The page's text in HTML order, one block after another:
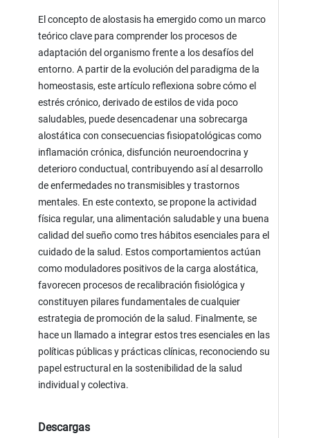
El concepto de alostasis ha emergido como un marco
teórico clave para comprender los procesos de
adaptación del organismo frente a los desafíos del
entorno. A partir de la evolución del paradigma de la
homeostasis, este artículo reflexiona sobre cómo el
estrés crónico, derivado de estilos de vida poco
saludables, puede desencadenar una sobrecarga
alostática con consecuencias fisiopatológicas como
inflamación crónica, disfunción neuroendocrina y
deterioro conductual, contribuyendo así al desarrollo
de enfermedades no transmisibles y trastornos
mentales. En este contexto, se propone la actividad
física regular, una alimentación saludable y una buena
calidad del sueño como tres hábitos esenciales para el
cuidado de la salud. Estos comportamientos actúan
como moduladores positivos de la carga alostática,
favorecen procesos de recalibración fisiológica y
constituyen pilares fundamentales de cualquier
estrategia de promoción de la salud. Finalmente, se
hace un llamado a integrar estos tres esenciales en las
políticas públicas y prácticas clínicas, reconociendo su
papel estructural en la sostenibilidad de la salud
individual y colectiva.
Descargas